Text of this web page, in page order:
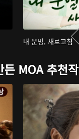
내 운명, 새로고침
든 MOA 추천작